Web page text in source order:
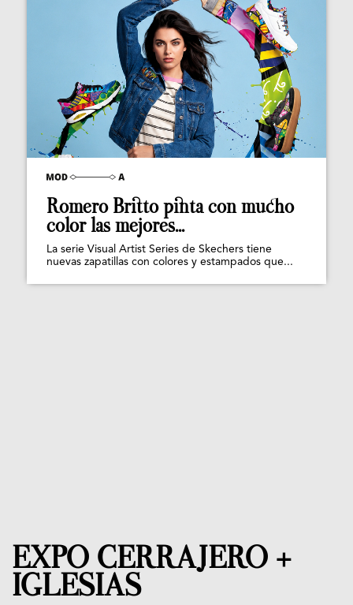
Romero Britto pinta con mucho
color las mejores...
La serie Visual Artist Series de Skechers tiene
nuevas zapatillas con colores y estampados que...
EXPO CERRAJERO +
IGLESIAS